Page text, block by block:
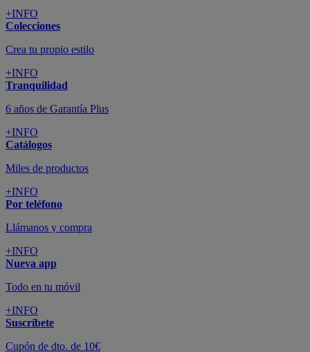
+INFO
Colecciones
Crea tu propio estilo
+INFO
Tranquilidad
6 años de Garantía Plus
+INFO
Catálogos
Miles de productos
+INFO
Por teléfono
Llámanos y compra
+INFO
Nueva app
Todo en tu móvil
+INFO
Suscríbete
Cupón de dto. de 10€